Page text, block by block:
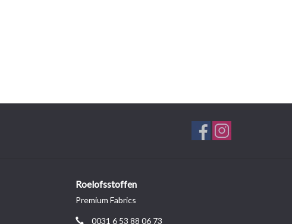
Roelofsstoffen
Premium Fabrics
0031 6 53 88 06 73